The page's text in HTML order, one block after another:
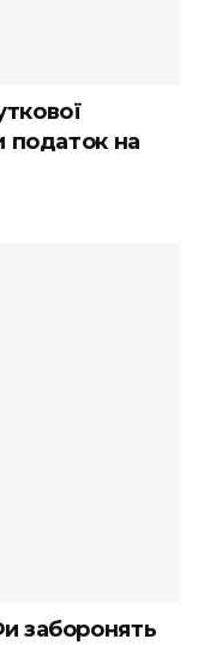
податок на
заборонять